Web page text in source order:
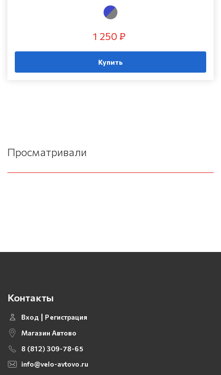
1 250 ₽
Купить
Просматривали
Контакты
Вход
Регистрация
Магазин Автово
8 (812) 309-78-65
info@velo-avtovo.ru